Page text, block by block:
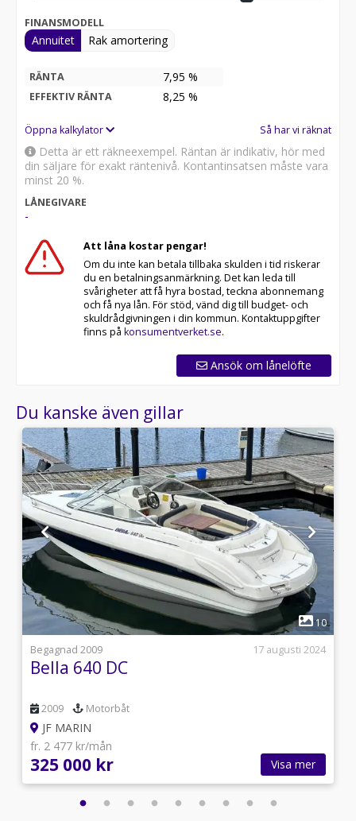
FINANSMODELL
Annuitet Rak amortering
RÄNTA 7,95 %
EFFEKTIV RÄNTA 8,25 %
Öppna kalkylator Så har vi räknat
Detta är ett räkneexempel. Räntan är indikativ, hör med
din säljare för exakt räntenivå. Kontantinsatsen måste vara
minst 20 %.
LÅNEGIVARE
-
Att låna kostar pengar!
Om du inte kan betala tillbaka skulden i tid riskerar
du en betalningsanmärkning. Det kan leda till
svårigheter att få hyra bostad, teckna abonnemang
och få nya lån. För stöd, vänd dig till budget- och
skuldrådgivningen i din kommun. Kontaktuppgifter
finns på konsumentverket.se.
Ansök om lånelöfte
Du kanske även gillar
1
10
Begagnad 2009
17 augusti 2024
Bella 640 DC
2009 Motorbåt
JF MARIN
fr. 2 477 kr/mån
325 000 kr Visa mer